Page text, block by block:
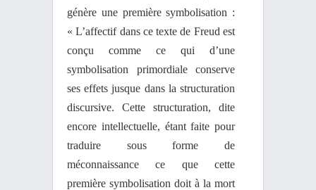
génère une première symbolisation :
« L’affectif dans ce texte de Freud est
conçu comme ce qui d’une
symbolisation primordiale conserve
ses effets jusque dans la structuration
discursive. Cette structuration, dite
encore intellectuelle, étant faite pour
traduire sous forme de
méconnaissance ce que cette
première symbolisation doit à la mort